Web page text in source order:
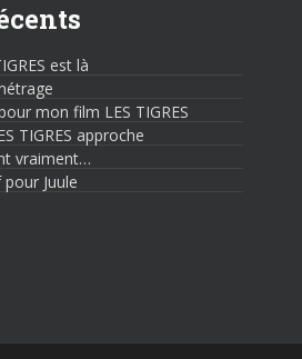
est là
mon film LES TIGRES
TIGRES approche
vraiment…
Juule